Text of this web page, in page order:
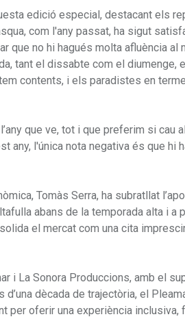
edició especial, destacant els
com l'any passat, ha sigut
que no hi hagués molta afluència al
tant el dissabte com el diumenge,
contents, i els paradistes en
que ve, tot i que preferim si cau
any, l'única nota negativa és que hi
Tomàs Serra, ha subratllat
abans de la temporada alta i a
el mercat com una cita
i La Sonora Produccions, amb el
dècada de trajectòria, el
oferir una experiència inclusiva,